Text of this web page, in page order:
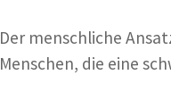
Der menschliche
Menschen, die eine